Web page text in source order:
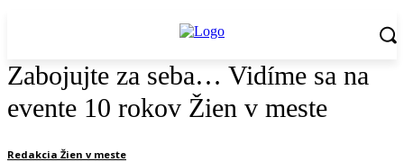
Zabojujte za seba… Vidíme sa na
evente 10 rokov Žien v meste
Redakcia Žien v meste